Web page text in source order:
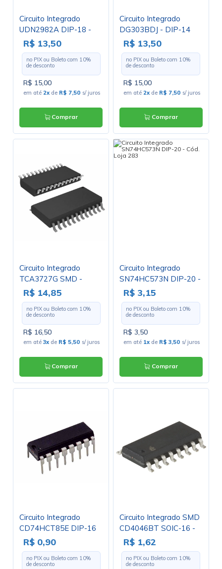
Circuito Integrado
UDN2982A DIP-18 -
Cód. Loja 2428 -
Allegro
R$ 13,50
no PIX ou Boleto com 10%
de desconto
R$ 15,00
em até 2x de R$ 7,50 s/ juros
Comprar
Circuito Integrado
DG303BDJ - DIP-14
R$ 13,50
no PIX ou Boleto com 10%
de desconto
R$ 15,00
em até 2x de R$ 7,50 s/ juros
Comprar
Circuito Integrado
TCA3727G SMD -
SOIC-24
R$ 14,85
no PIX ou Boleto com 10%
de desconto
R$ 16,50
em até3x de R$ 5,50 s/ juros
Comprar
Circuito Integrado
SN74HC573N DIP-20 -
Cód. Loja 283
R$ 3,15
no PIX ou Boleto com 10%
de desconto
R$ 3,50
em até 1x de R$ 3,50 s/ juros
Comprar
Circuito Integrado
CD74HCT85E DIP-16
R$ 0,90
no PIX ou Boleto com 10%
de desconto
Circuito Integrado SMD
CD4046BT SOIC-16 -
Cód. Loja 3934
R$ 1,62
no PIX ou Boleto com 10%
de desconto